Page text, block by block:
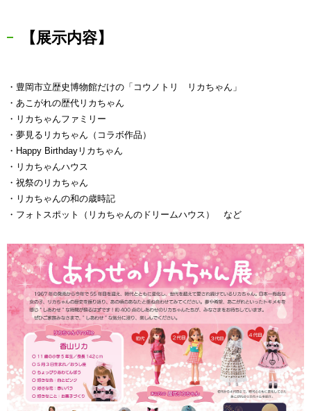
【展示内容】
・豊岡市立歴史博物館だけの「コウノトリ リカちゃん」
・あこがれの歴代リカちゃん
・リカちゃんファミリー
・夢見るリカちゃん（コラボ作品）
・Happy Birthdayリカちゃん
・リカちゃんハウス
・祝祭のリカちゃん
・リカちゃんの和の歳時記
・フォトスポット（リカちゃんのドリームハウス） など